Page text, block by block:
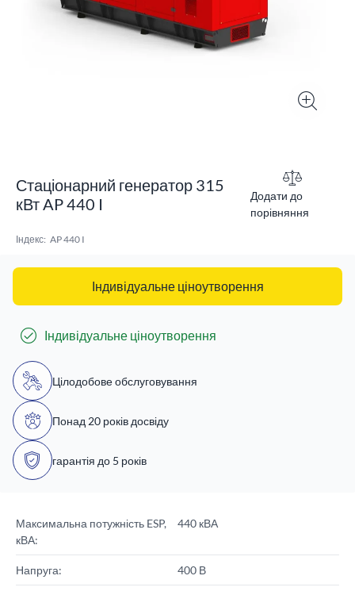
Стаціонарний генератор 315
кВт AP 440 I
Додати до
порівняння
Індекс: AP 440 I
Індивідуальне ціноутворення
Індивідуальне ціноутворення
Цілодобове обслуговування
Понад 20 років досвіду
гарантія до 5 років
Максимальна потужність ESP,
кВА:
440 кВА
Напруга: 400 В